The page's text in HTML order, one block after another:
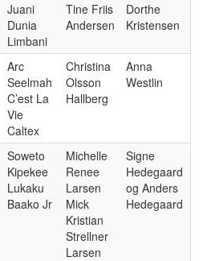
Juani
Dunia
Limbani
Tine Friis
Andersen
Dorthe
Kristensen
Arc
Seelmah
C’est La
Vie
Caltex
Christina
Olsson
Hallberg
Anna
Westlin
Soweto
Kipekee
Lukaku
Baako Jr
Michelle
Renee
Larsen
Mick
Kristian
Strellner
Larsen
Signe
Hedegaard
og Anders
Hedegaard